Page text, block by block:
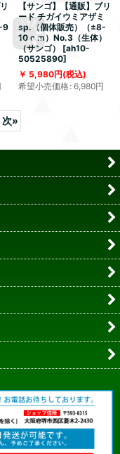
9
【サンゴ】【通販】ブリ
ード チガイウミアザミ
sp.（個体販売）（±8-
10ｃｍ）No.3（生体）
（サンゴ）
[ah10-
50525890]
5,980円(税込)
希望小売価格: 6,980円
次»